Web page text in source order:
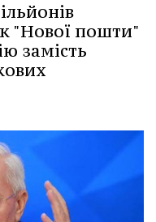
"Нової пошти"
замість